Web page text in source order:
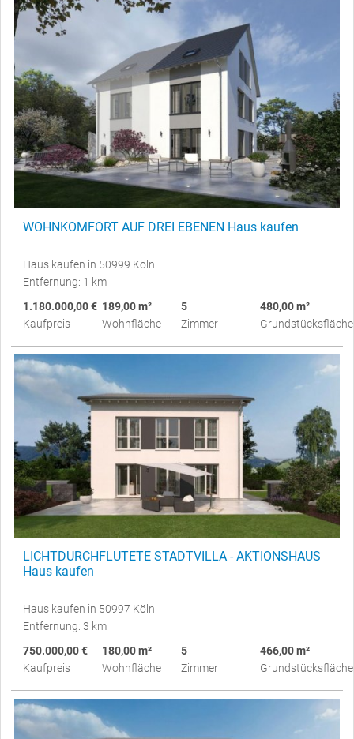
WOHNKOMFORT AUF DREI EBENEN Haus kaufen
Haus kaufen in 50999 Köln
Entfernung: 1 km
1.180.000,00 €
Kaufpreis
189,00 m²
Wohnfläche
5
Zimmer
480,00 m²
Grundstücksfläche
LICHTDURCHFLUTETE STADTVILLA - AKTIONSHAUS
Haus kaufen
Haus kaufen in 50997 Köln
Entfernung: 3 km
750.000,00 €
Kaufpreis
180,00 m²
Wohnfläche
5
Zimmer
466,00 m²
Grundstücksfläche